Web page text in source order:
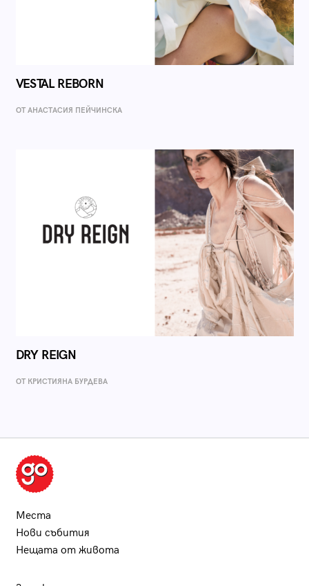
VESTAL REBORN
ОТ AНАСТАСИЯ ПЕЙЧИНСКА
DRY REIGN
ОТ КРИСТИЯНА БУРДЕВА
Места
Нови събития
Нещата от живота